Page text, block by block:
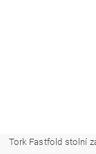
Tork Fastfold stolní